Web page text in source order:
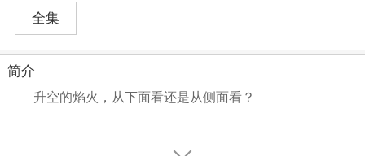
全集
简介
升空的焰火，从下面看还是从侧面看？